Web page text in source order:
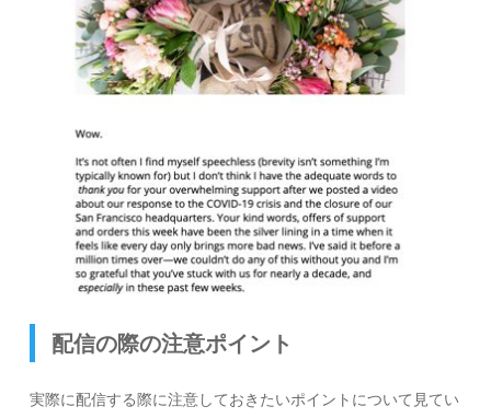
配信の際の注意ポイント
実際に配信する際に注意しておきたいポイントについて見てい